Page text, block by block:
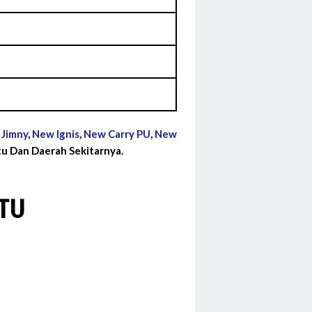
Jimny, New Ignis, New Carry PU, New
Dan Daerah Sekitarnya.